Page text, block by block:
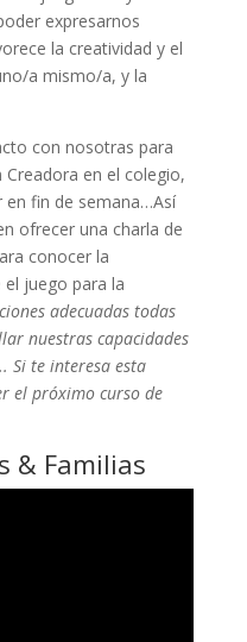
expresarnos
la creatividad y el
a mismo/a, y la
con nosotras para
en el colegio,
en fin de semana…Así
ofrecer una charla de
conocer la
juego para la
adecuadas todas
nuestras capacidades
Si te interesa esta
el próximo curso de
& Familias